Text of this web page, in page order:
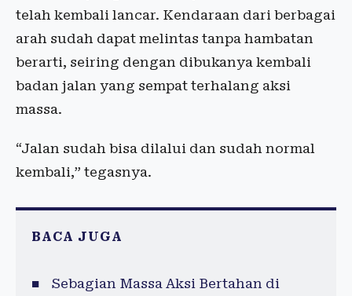
telah kembali lancar. Kendaraan dari berbagai
arah sudah dapat melintas tanpa hambatan
berarti, seiring dengan dibukanya kembali
badan jalan yang sempat terhalang aksi
massa.
“Jalan sudah bisa dilalui dan sudah normal
kembali,” tegasnya.
BACA JUGA
Sebagian Massa Aksi Bertahan di